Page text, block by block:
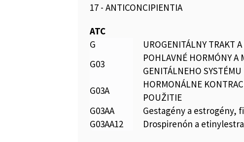
17 - ANTICONCIPIENTIA
ATC
G
UROGENITÁLNY TRAKT
G03
POHLAVNÉ HORMÓNY A
GENITÁLNEHO SYSTÉMU
G03A
HORMONÁLNE
POUŽITIE
G03AA
Gestagény a estrogény,
G03AA12
Drospirenón a